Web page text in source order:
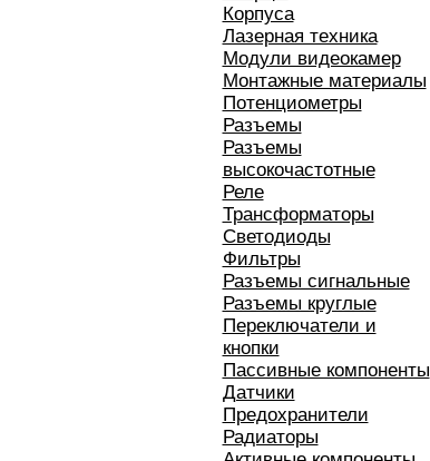
Корпуса
Лазерная техника
Модули видеокамер
Монтажные материалы
Потенциометры
Разъемы
Разъемы
высокочастотные
Реле
Трансформаторы
Светодиоды
Фильтры
Разъемы сигнальные
Разъемы круглые
Переключатели и
кнопки
Пассивные компоненты
Датчики
Предохранители
Радиаторы